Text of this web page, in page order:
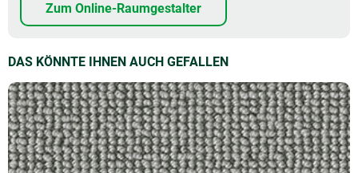
Zum Online-Raumgestalter
DAS KÖNNTE IHNEN AUCH GEFALLEN